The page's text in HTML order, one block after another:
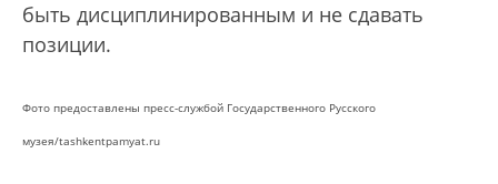
быть дисциплинированным и не сдавать
позиции.
Фото предоставлены пресс-службой Государственного Русского
музея/tashkentpamyat.ru